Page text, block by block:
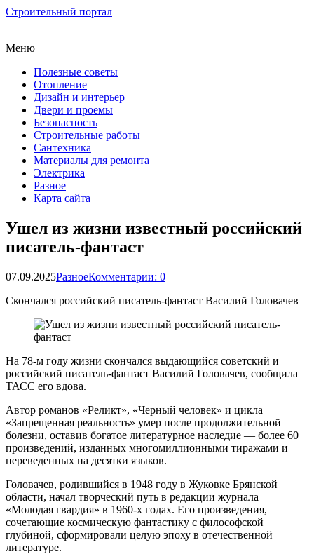
Строительный портал
Меню
Полезные советы
Отопление
Дизайн и интерьер
Двери и проемы
Безопасность
Строительные работы
Сантехника
Материалы для ремонта
Электрика
Разное
Карта сайта
Ушел из жизни известный российский
писатель-фантаст
07.09.2025РазноеКомментарии: 0
Скончался российский писатель-фантаст Василий Головачев
На 78-м году жизни скончался выдающийся советский и
российский писатель-фантаст Василий Головачев, сообщила
ТАСС его вдова.
Автор романов «Реликт», «Черный человек» и цикла
«Запрещенная реальность» умер после продолжительной
болезни, оставив богатое литературное наследие — более 60
произведений, изданных многомиллионными тиражами и
переведенных на десятки языков.
Головачев, родившийся в 1948 году в Жуковке Брянской
области, начал творческий путь в редакции журнала
«Молодая гвардия» в 1960-х годах. Его произведения,
сочетающие космическую фантастику с философской
глубиной, сформировали целую эпоху в отечественной
литературе.